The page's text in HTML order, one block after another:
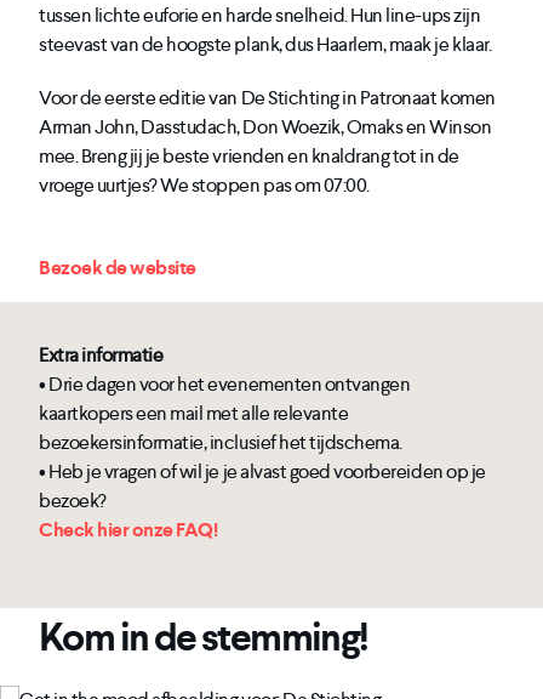
tussen lichte euforie en harde snelheid. Hun line-ups zijn
steevast van de hoogste plank, dus Haarlem, maak je klaar.
Voor de eerste editie van De Stichting in Patronaat komen
Arman John, Dasstudach, Don Woezik, Omaks en Winson
mee. Breng jij je beste vrienden en knaldrang tot in de
vroege uurtjes? We stoppen pas om 07:00.
Bezoek de website
Extra informatie
• Drie dagen voor het evenementen ontvangen
kaartkopers een mail met alle relevante
bezoekersinformatie, inclusief het tijdschema.
• Heb je vragen of wil je je alvast goed voorbereiden op je
bezoek?
Check hier onze FAQ!
Kom in de stemming!